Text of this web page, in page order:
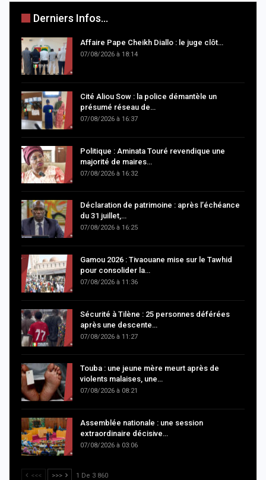
Derniers Infos...
Affaire Pape Cheikh Diallo : le juge clôt…
07/08/2026 à 18:14
Cité Aliou Sow : la police démantèle un
présumé réseau de…
07/08/2026 à 16:37
Politique : Aminata Touré revendique une
majorité de maires…
07/08/2026 à 16:32
Déclaration de patrimoine : après l’échéance
du 31 juillet,…
07/08/2026 à 16:25
Gamou 2026 : Tivaouane mise sur le Tawhid
pour consolider la…
07/08/2026 à 11:36
Sécurité à Tilène : 25 personnes déférées
après une descente…
07/08/2026 à 11:27
Touba : une jeune mère meurt après de
violents malaises, une…
07/08/2026 à 08:21
Assemblée nationale : une session
extraordinaire décisive…
07/08/2026 à 03:06
<<< >>> 1 De 3 860